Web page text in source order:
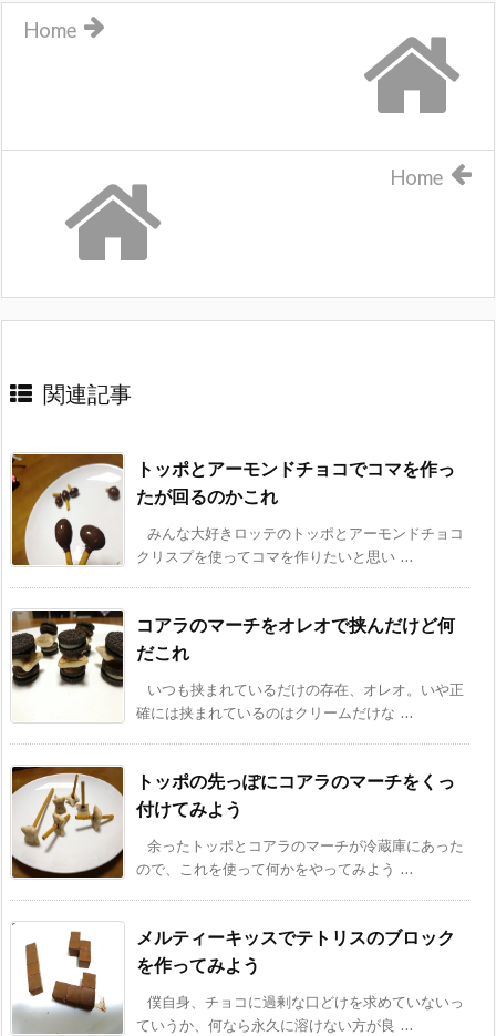
Home
Home
関連記事
トッポとアーモンドチョコでコマを作っ
たが回るのかこれ
みんな大好きロッテのトッポとアーモンドチョコ
クリスプを使ってコマを作りたいと思い ...
コアラのマーチをオレオで挟んだけど何
だこれ
いつも挟まれているだけの存在、オレオ。いや正
確には挟まれているのはクリームだけな ...
トッポの先っぽにコアラのマーチをくっ
付けてみよう
余ったトッポとコアラのマーチが冷蔵庫にあった
ので、これを使って何かをやってみよう ...
メルティーキッスでテトリスのブロック
を作ってみよう
僕自身、チョコに過剰な口どけを求めていないっ
ていうか、何なら永久に溶けない方が良 ...